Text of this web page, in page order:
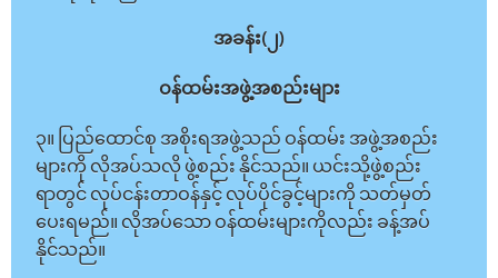
အခန်း(၂)
ဝန်ထမ်းအဖွဲ့အစည်းများ
၃။ ပြည်ထောင်စု အစိုးရအဖွဲ့သည် ဝန်ထမ်း အဖွဲ့အစည်း
များကို လိုအပ်သလို ဖွဲ့စည်း နိုင်သည်။ ယင်းသို့ဖွဲ့စည်း
ရာတွင် လုပ်ငန်းတာဝန်နှင့် လုပ်ပိုင်ခွင့်များကို သတ်မှတ်
ပေးရမည်။ လိုအပ်သော ဝန်ထမ်းများကိုလည်း ခန့်အပ်
နိုင်သည်။